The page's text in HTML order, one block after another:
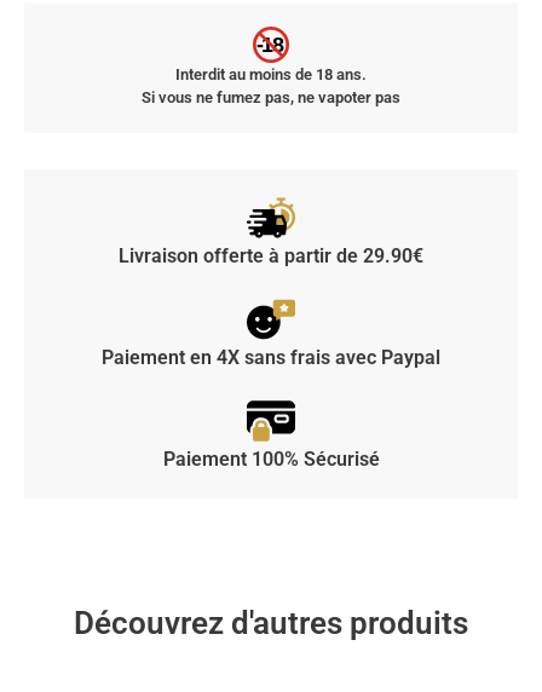
-18
Interdit au moins de 18 ans.
Si vous ne fumez pas, ne vapoter pas
Livraison offerte à partir de 29.90€
Paiement en 4X sans frais avec Paypal
Paiement 100% Sécurisé
Découvrez d'autres produits